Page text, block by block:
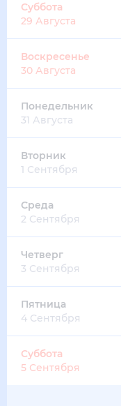
Суббота
29 Августа
Воскресенье
30 Августа
Понедельник
31 Августа
Вторник
1 Сентября
Среда
2 Сентября
Четверг
3 Сентября
Пятница
4 Сентября
Суббота
5 Сентября